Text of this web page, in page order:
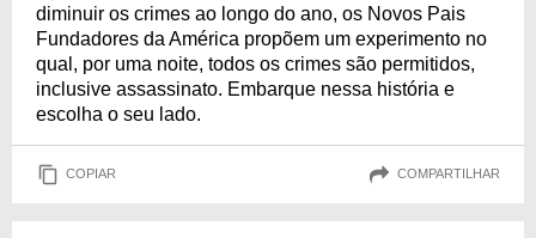
diminuir os crimes ao longo do ano, os Novos Pais
Fundadores da América propõem um experimento no
qual, por uma noite, todos os crimes são permitidos,
inclusive assassinato. Embarque nessa história e
escolha o seu lado.
COPIAR COMPARTILHAR